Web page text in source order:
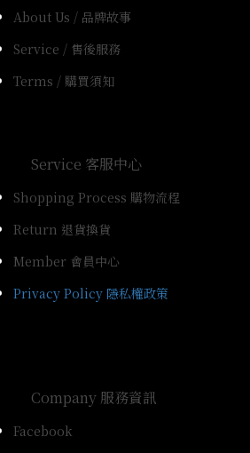
About Us / 品牌故事
Service / 售後服務
Terms / 購買須知
Service 客服中心
Shopping Process 購物流程
Return 退貨換貨
Member 會員中心
Privacy Policy 隱私權政策
Company 服務資訊
Facebook